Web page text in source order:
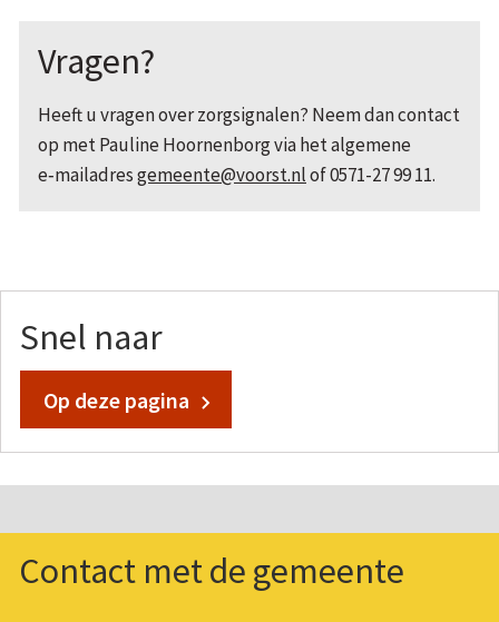
Vragen?
Heeft u vragen over zorgsignalen? Neem dan contact
op met Pauline Hoornenborg via het algemene
e‑mailadresgemeente@voorst.nlof 0571-27 99 11.
Snel naar
Op deze pagina
Contact met de gemeente